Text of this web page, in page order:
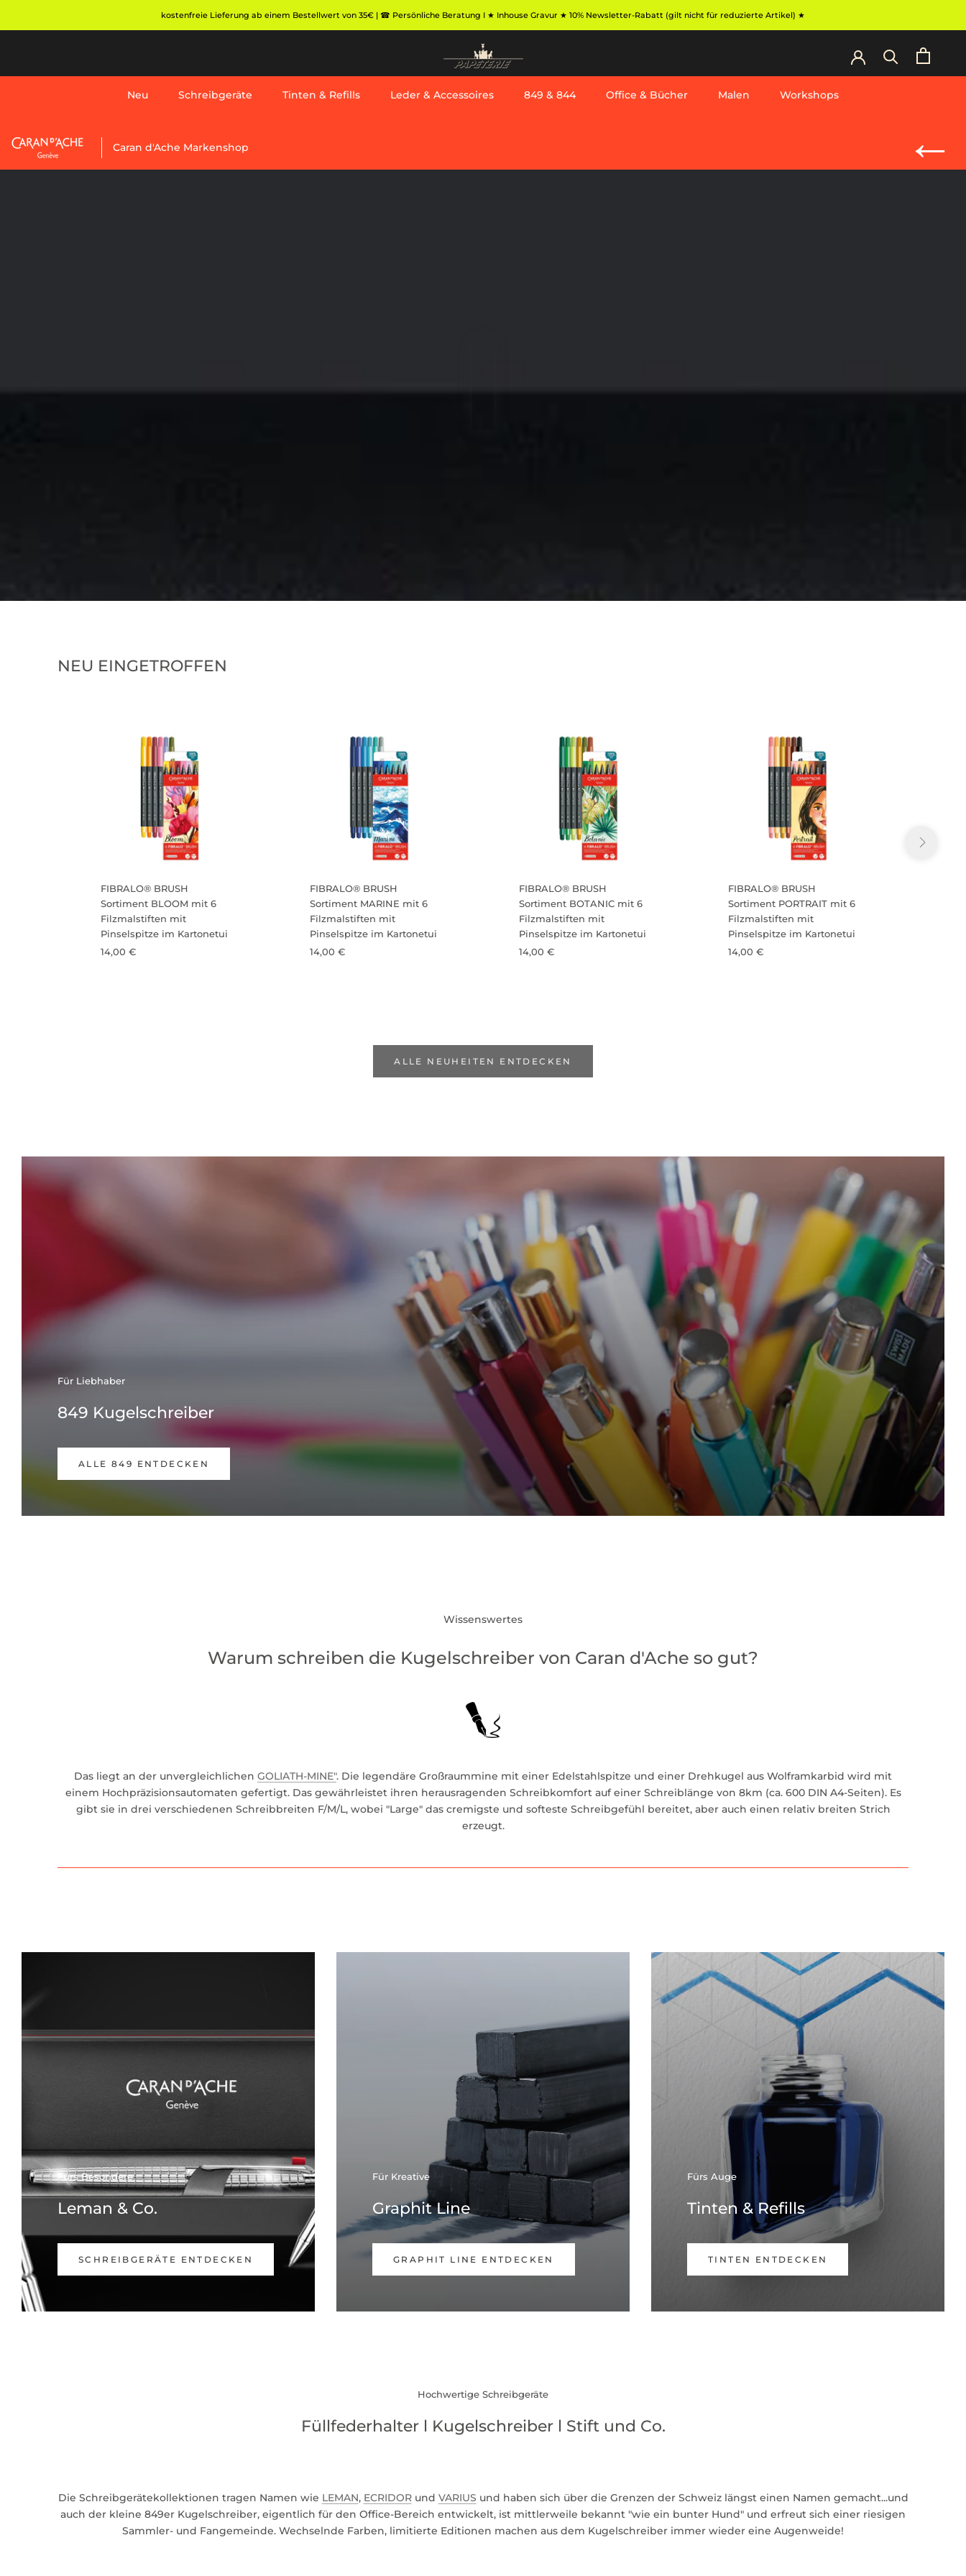
kostenfreie Lieferung ab einem Bestellwert von 35€ | ☎ Persönliche Beratung I ★ Inhouse Gravur ★ 10% Newsletter-Rabatt (gilt nicht für reduzierte Artikel) ★
Neu
Schreibgeräte Tinten & Refills Leder & Accessoires 849 & 844 Office & Bücher Malen
Workshops
Caran d'Ache Markenshop ←
NEU EINGETROFFEN
FIBRALO® BRUSH
Sortiment BLOOM mit 6
Filzmalstiften mit
Pinselspitze im Kartonetui
14,00 €
FIBRALO® BRUSH
Sortiment MARINE mit 6
Filzmalstiften mit
Pinselspitze im Kartonetui
14,00 €
FIBRALO® BRUSH
Sortiment BOTANIC mit 6
Filzmalstiften mit
Pinselspitze im Kartonetui
14,00 €
FIBRALO® BRUSH
Sortiment PORTRAIT mit 6
Filzmalstiften mit
Pinselspitze im Kartonetui
14,00 €
ALLE NEUHEITEN ENTDECKEN
Für Liebhaber
849 Kugelschreiber
ALLE 849 ENTDECKEN
Wissenswertes
Warum schreiben die Kugelschreiber von Caran d'Ache so gut?
Das liegt an der unvergleichlichen GOLIATH-MINE". Die legendäre Großraummine mit einer Edelstahlspitze und einer Drehkugel aus Wolframkarbid wird mit
einem Hochpräzisionsautomaten gefertigt. Das gewährleistet ihren herausragenden Schreibkomfort auf einer Schreiblänge von 8km (ca. 600 DIN A4-Seiten). Es
gibt sie in drei verschiedenen Schreibbreiten F/M/L, wobei "Large" das cremigste und softeste Schreibgefühl bereitet, aber auch einen relativ breiten Strich
erzeugt.
Fürs Besondere
Leman & Co.
SCHREIBGERÄTE ENTDECKEN
Für Kreative
Graphit Line
GRAPHIT LINE ENTDECKEN
Fürs Auge
Tinten & Refills
TINTEN ENTDECKEN
Hochwertige Schreibgeräte
Füllfederhalter l Kugelschreiber l Stift und Co.
Die Schreibgerätekollektionen tragen Namen wie LEMAN, ECRIDORund VARIUS und haben sich über die Grenzen der Schweiz längst einen Namen gemacht...und
auch der kleine 849er Kugelschreiber, eigentlich für den Office-Bereich entwickelt, ist mittlerweile bekannt "wie ein bunter Hund" und erfreut sich einer riesigen
Sammler- und Fangemeinde. Wechselnde Farben, limitierte Editionen machen aus dem Kugelschreiber immer wieder eine Augenweide!